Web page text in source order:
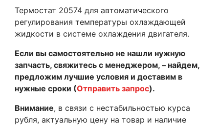
Термостат 20574 для автоматического
регулирования температуры охлаждающей
жидкости в системе охлаждения двигателя.
Если вы самостоятельно не нашли нужную
запчасть, свяжитесь с менеджером, – найдем,
предложим лучшие условия и доставим в
нужные сроки (Отправить запрос).
Внимание, в связи с нестабильностью курса
рубля, актуальную цену на товар и наличие